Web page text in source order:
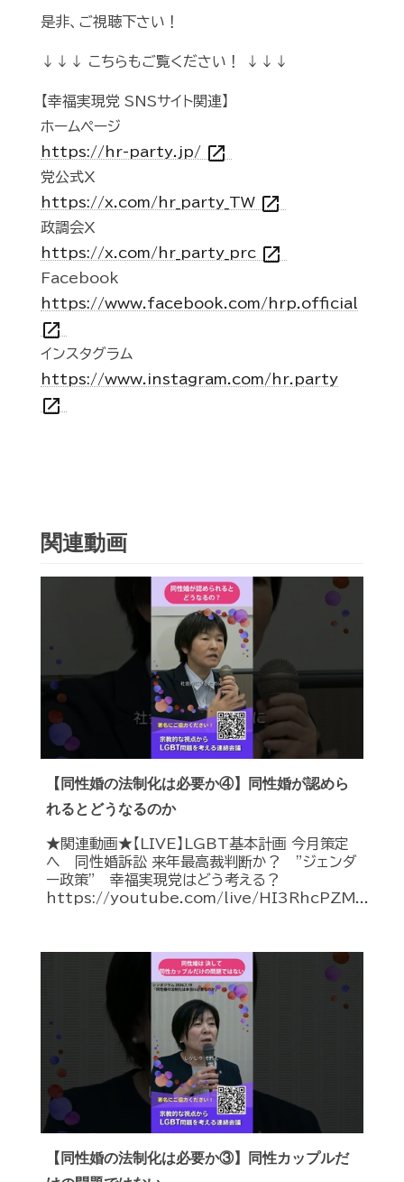
是非、ご視聴下さい！
↓↓↓ こちらもご覧ください！ ↓↓↓
【幸福実現党 SNSサイト関連】
ホームページ
https://hr-party.jp/ open_in_new
党公式X
https://x.com/hr_party_TW open_in_new
政調会X
https://x.com/hr_party_prc open_in_new
Facebook
https://www.facebook.com/hrp.official
open_in_new
インスタグラム
https://www.instagram.com/hr.party
open_in_new
関連動画
【同性婚の法制化は必要か④】同性婚が認めら
れるとどうなるのか
★関連動画★【LIVE】LGBT基本計画 今月策定
へ 同性婚訴訟 来年最高裁判断か？ ”ジェンダ
ー政策” 幸福実現党はどう考える？
https://youtube.com/live/HI3RhcPZM...
【同性婚の法制化は必要か③】同性カップルだ